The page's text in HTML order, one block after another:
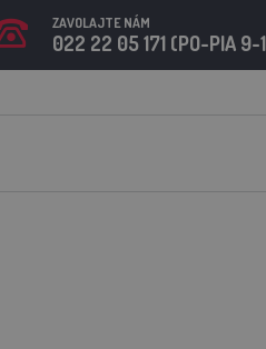
ZAVOLAJTE NÁM
022 22 05 171 (PO-PIA 9-